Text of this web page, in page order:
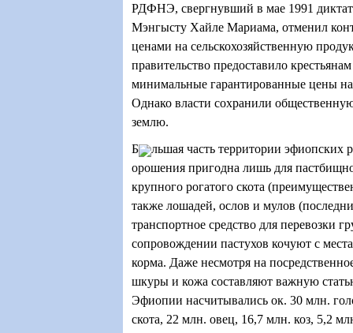
РДФНЭ, свергнувший в мае 1991
Мэнгысту Хайле Мариама, отменил
ценами на сельскохозяйственную
правительство предоставило
минимальные гарантированные цены
Однако власти сохранили
землю.
Б
льшая часть территории эфиопских
орошения пригодна лишь для
крупного рогатого скота
также лошадей, ослов и мулов
транспортное средство для перевозки
сопровождении пастухов кочуют с
корма. Даже несмотря на
шкуры и кожа составляют важную
Эфиопии насчитывались ок. 30 млн.
скота, 22 млн. овец, 16,7 млн. коз, 5,2